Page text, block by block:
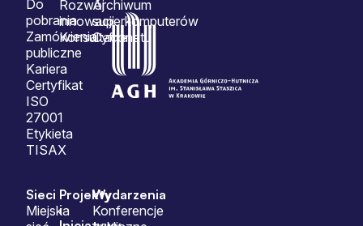
Do
pobrania
Zamówienia
publiczne
Kariera
Certyfikat
ISO
27001
Etykieta
TISAX
Rozwój
innowacji
Konsultacje
Archiwum
superkomputerów
Cyfronetu
Sieci
Miejska
Projekty
i
Wydarzenia
Konferencje